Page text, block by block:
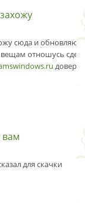
сюда и
отношусь
вам
для скачки